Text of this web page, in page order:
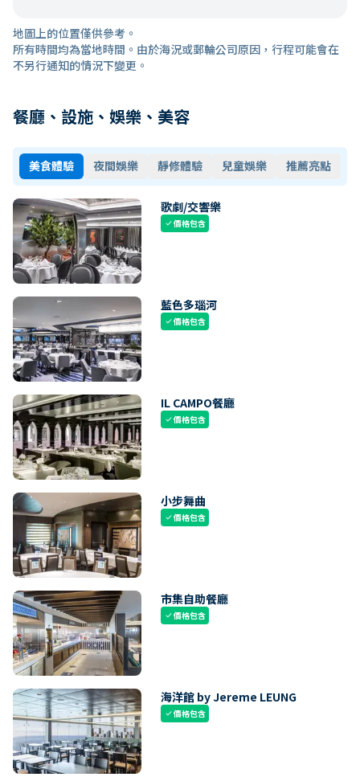
地圖上的位置僅供參考。
所有時間均為當地時間。由於海況或郵輪公司原因，行程可能會在
不另行通知的情況下變更。
餐廳、設施、娛樂、美容
美食體驗 夜間娛樂 靜修體驗 兒童娛樂 推薦亮點
歌劇/交響樂
check價格包含
藍色多瑙河
check價格包含
IL CAMPO餐廳
check價格包含
小步舞曲
check價格包含
市集自助餐廳
check價格包含
海洋館 by Jereme LEUNG
check價格包含